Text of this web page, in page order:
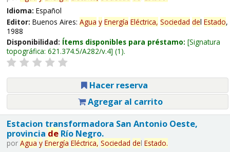
Idioma: Español
Editor: Buenos Aires: Agua y Energía Eléctrica, Sociedad del Estado,
1988
Disponibilidad: Ítems disponibles para préstamo: Signatura
topográfica: 621.374.5/A282/v.4 (1).
Hacer reserva
Agregar al carrito
Estacion transformadora San Antonio Oeste,
provincia deRío Negro.
por Agua y Energía Eléctrica, Sociedad del Estado.